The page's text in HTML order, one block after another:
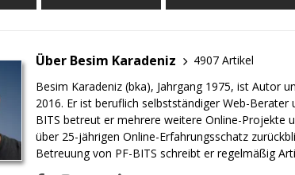
Über Besim Karadeniz
4907 Artikel
Besim Karadeniz (bka), Jahrgang 1975, ist Autor
2016. Er ist beruflich selbstständiger Web-Berater
BITS betreut er mehrere weitere Online-Projekte
über 25-jährigen Online-Erfahrungsschatz
Betreuung von PF-BITS schreibt er regelmäßig